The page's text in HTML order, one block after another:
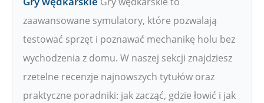
zaawansowane symulatory, które pozwalają
testować sprzęt i poznawać mechanikę holu bez
wychodzenia z domu. W naszej sekcji znajdziesz
rzetelne recenzje najnowszych tytułów oraz
praktyczne poradniki: jak zacząć, gdzie łowić i jak